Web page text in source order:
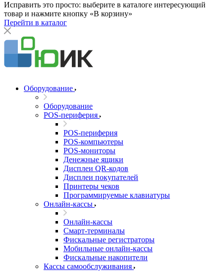
Исправить это просто: выберите в каталоге интересующий
товар и нажмите кнопку «В корзину»
Перейти в каталог
Оборудование
Оборудование
POS-периферия
POS-периферия
POS-компьютеры
POS-мониторы
Денежные ящики
Дисплеи QR-кодов
Дисплеи покупателей
Принтеры чеков
Программируемые клавиатуры
Онлайн-кассы
Онлайн-кассы
Смарт-терминалы
Фискальные регистраторы
Мобильные онлайн-кассы
Фискальные накопители
Кассы самообслуживания